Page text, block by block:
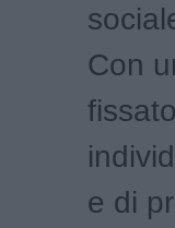
Con
e di